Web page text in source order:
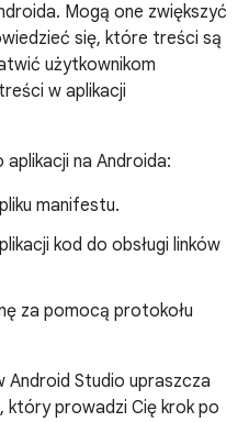
Mogą one zwiększyć
się, które treści są
użytkownikom
w aplikacji
na Androida:
manifestu.
kod do obsługi linków
za pomocą protokołu
Android Studio upraszcza
prowadzi Cię krok po